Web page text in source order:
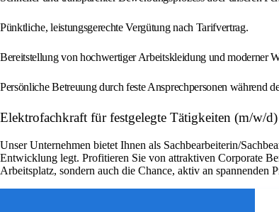
Pünktliche, leistungsgerechte Vergütung nach Tarifvertrag.
Bereitstellung von hochwertiger Arbeitskleidung und moderner
Persönliche Betreuung durch feste Ansprechpersonen während
Elektrofachkraft für festgelegte Tätigkeiten (m/w/
Unser Unternehmen bietet Ihnen als Sachbearbeiterin/
Entwicklung legt. Profitieren Sie von attraktiven Corporate
Arbeitsplatz, sondern auch die Chance, aktiv an